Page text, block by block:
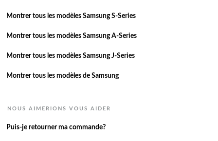
Montrer tous les modèles Samsung S-Series
Montrer tous les modèles Samsung A-Series
Montrer tous les modèles Samsung J-Series
Montrer tous les modèles de Samsung
NOUS AIMERIONS VOUS AIDER
Puis-je retourner ma commande?